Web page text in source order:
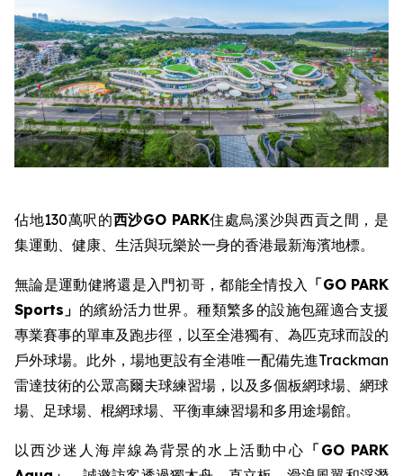
佔地130萬呎的西沙GO PARK住處烏溪沙與西貢之間，是
集運動、健康、生活與玩樂於一身的香港最新海濱地標。
無論是運動健將還是入門初哥，都能全情投入 「GO PARK
Sports 」 的繽紛活力世界。種類繁多的設施包羅適合支援
專業賽事的單車及跑步徑，以至全港獨有、為匹克球而設的
戶外球場。此外，場地更設有全港唯一配備先進Trackman
雷達技術的公眾高爾夫球練習場，以及多個板網球場、網球
場、足球場、棍網球場、平衡車練習場和多用途場館。
以西沙迷人海岸線為背景的水上活動中心 「 GO PARK